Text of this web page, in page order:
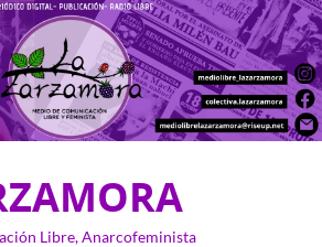
Libre, Anarcofeminista